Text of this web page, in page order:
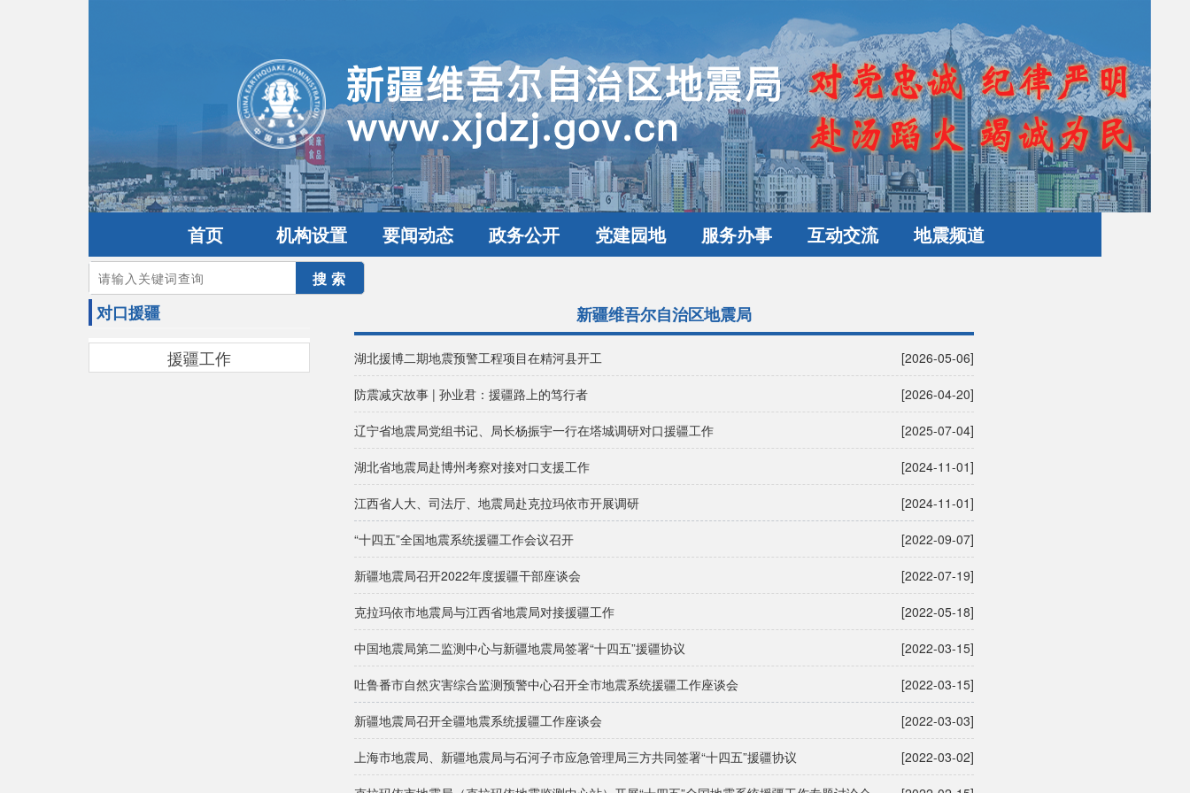
首页 机构设置 要闻动态 政务公开 党建园地 服务办事 互动交流 地震频道
您的当前位置：首页>对口援疆
对口援疆
援疆工作
新疆维吾尔自治区地震局
湖北援博二期地震预警工程项目在精河县开工 [2026-05-06]
防震减灾故事 | 孙业君：援疆路上的笃行者 [2026-04-20]
辽宁省地震局党组书记、局长杨振宇一行在塔城调研对口援疆工作 [2025-07-04]
湖北省地震局赴博州考察对接对口支援工作 [2024-11-01]
江西省人大、司法厅、地震局赴克拉玛依市开展调研 [2024-11-01]
“十四五”全国地震系统援疆工作会议召开 [2022-09-07]
新疆地震局召开2022年度援疆干部座谈会 [2022-07-19]
克拉玛依市地震局与江西省地震局对接援疆工作 [2022-05-18]
中国地震局第二监测中心与新疆地震局签署“十四五”援疆协议 [2022-03-15]
吐鲁番市自然灾害综合监测预警中心召开全市地震系统援疆工作座谈会 [2022-03-15]
新疆地震局召开全疆地震系统援疆工作座谈会 [2022-03-03]
上海市地震局、新疆地震局与石河子市应急管理局三方共同签署“十四五”援疆协议 [2022-03-02]